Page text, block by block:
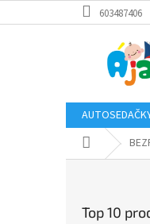
na
603487406
Domů
Top 10